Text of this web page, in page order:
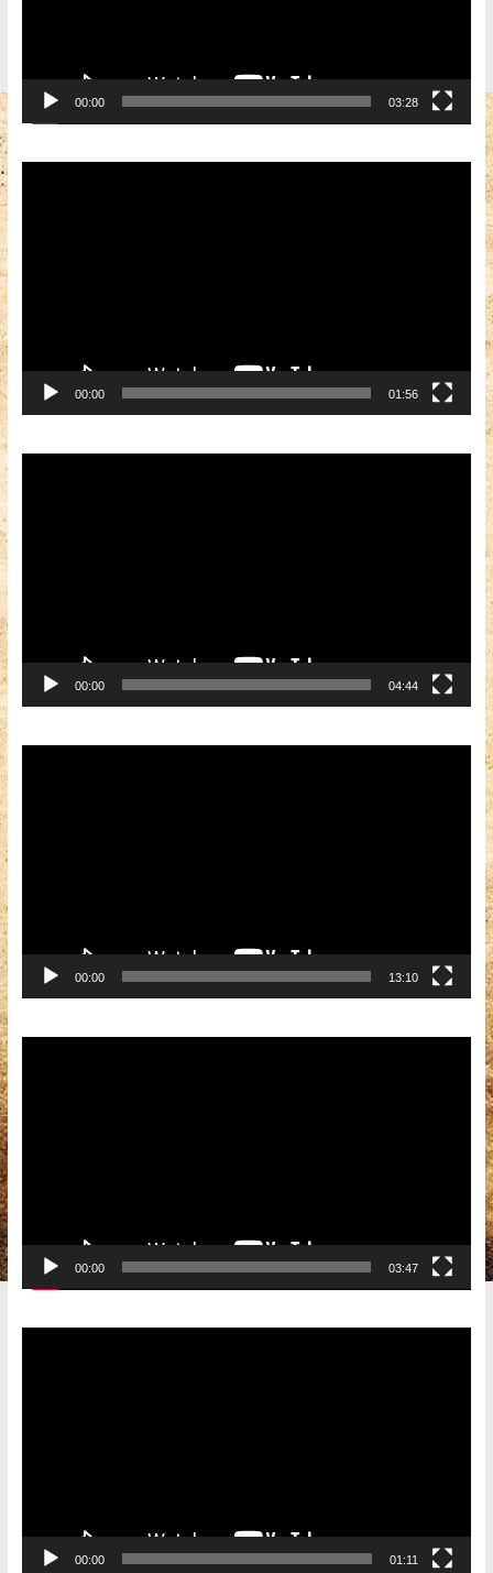
00:00 03:28
00:00 01:56
00:00 04:44
00:00 13:10
00:00 03:47
00:00 01:11